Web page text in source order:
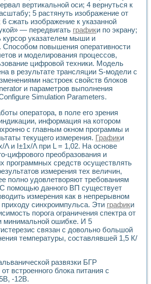
вертикальной оси; 4 вернуться к
5 растянуть изображение от
6 сжать изображение к указанной
— передвигать графики по экрану;
курсор указателем мыши и
Способом повышения оперативности
и моделирования процессов,
цифровой техники. Модель
в результате трансляции S-модели с
настроек свойств блоков
и параметров выполнения
Simulation Parameters.
оператора, в поле его зрения
информация на котором
с главным окном программы и
текущего измерения. Графики
Λ и I±1х/Λ при L = 1,02. На основе
цифрового преобразования и
программных средств осуществлять
измерения тех величин,
полно удовлетворяют требованиям
помощью данного ВП существует
измерения как в непрерывном
синхроимпульса. Эти графики
порога ограничения спектра от
минимальной ошибке. И 5
связан с довольно большой
температуры, составлявшей 1,5 К/
развязки БГР
встроенного блока питания с
-12В.